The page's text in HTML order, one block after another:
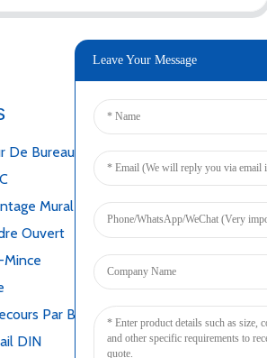
De Bureau
Mural
Ouvert
Par Batterie
DIN
Leave Your Message